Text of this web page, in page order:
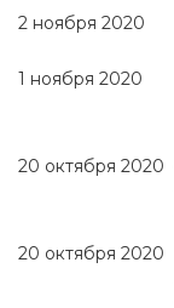
2 ноября 2020
1 ноября 2020
20 октября 2020
20 октября 2020